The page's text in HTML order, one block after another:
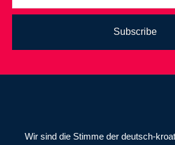
Subscribe
Wir sind die Stimme der deutsch-